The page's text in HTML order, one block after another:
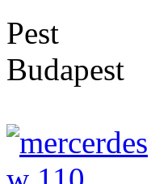
Pest
Budapest